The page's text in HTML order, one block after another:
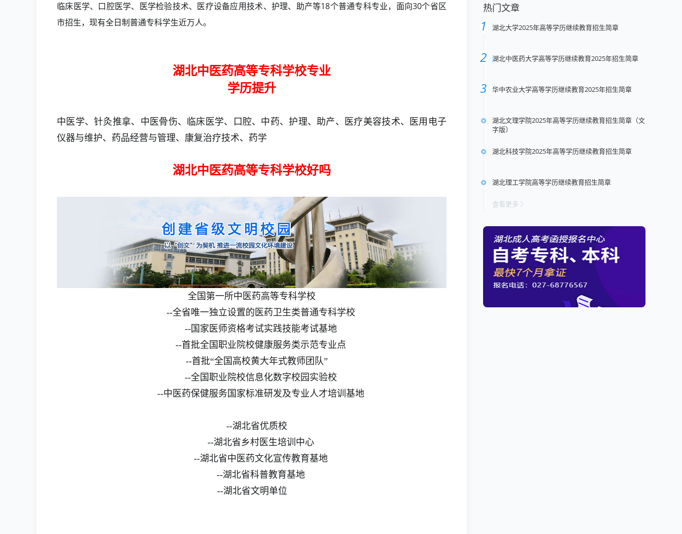
临床医学、口腔医学、医学检验技术、医疗设备应用技术、护理、助产等18个普通专科专业，面向30个省区
市招生，现有全日制普通专科学生近万人。
湖北中医药高等专科学校专业
学历提升
中医学、针灸推拿、中医骨伤、临床医学、口腔、中药、护理、助产、医疗美容技术、医用电子
仪器与维护、药品经营与管理、康复治疗技术、药学
湖北中医药高等专科学校好吗
全国第一所中医药高等专科学校
--全省唯一独立设置的医药卫生类普通专科学校
--国家医师资格考试实践技能考试基地
--首批全国职业院校健康服务类示范专业点
--首批“全国高校黄大年式教师团队”
--全国职业院校信息化数字校园实验校
--中医药保健服务国家标准研发及专业人才培训基地
--湖北省优质校
--湖北省乡村医生培训中心
--湖北省中医药文化宣传教育基地
--湖北省科普教育基地
--湖北省文明单位
热门文章
湖北大学2025年高等学历继续教育招生简章
湖北中医药大学高等学历继续教育2025年招生简章
华中农业大学高等学历继续教育2025年招生简章
湖北文理学院2025年高等学历继续教育招生简章（文
字版）
湖北科技学院2025年高等学历继续教育招生简章
湖北理工学院高等学历继续教育招生简章
查看更多